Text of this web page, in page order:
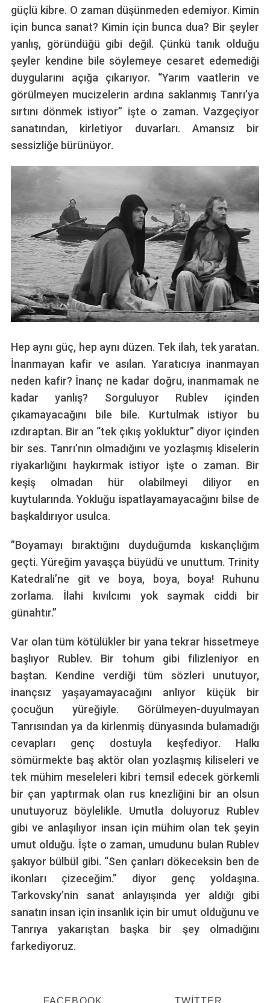
güçlü kibre. O zaman düşünmeden edemiyor. Kimin
için bunca sanat? Kimin için bunca dua? Bir şeyler
yanlış, göründüğü gibi değil. Çünkü tanık olduğu
şeyler kendine bile söylemeye cesaret edemediği
duygularını açığa çıkarıyor. “Yarım vaatlerin ve
görülmeyen mucizelerin ardına saklanmış Tanrı’ya
sırtını dönmek istiyor” işte o zaman. Vazgeçiyor
sanatından, kirletiyor duvarları. Amansız bir
sessizliğe bürünüyor.
Hep aynı güç, hep aynı düzen. Tek ilah, tek yaratan.
İnanmayan kafir ve asılan. Yaratıcıya inanmayan
neden kafir? İnanç ne kadar doğru, inanmamak ne
kadar yanlış? Sorguluyor Rublev içinden
çıkamayacağını bile bile. Kurtulmak istiyor bu
ızdıraptan. Bir an “tek çıkış yokluktur” diyor içinden
bir ses. Tanrı’nın olmadığını ve yozlaşmış kliselerin
riyakarlığını haykırmak istiyor işte o zaman. Bir
keşiş olmadan hür olabilmeyi diliyor en
kuytularında. Yokluğu ispatlayamayacağını bilse de
başkaldırıyor usulca.
”Boyamayı bıraktığını duyduğumda kıskançlığım
geçti. Yüreğim yavaşça büyüdü ve unuttum. Trinity
Katedrali’ne git ve boya, boya, boya! Ruhunu
zorlama. İlahi kıvılcımı yok saymak ciddi bir
günahtır.”
Var olan tüm kötülükler bir yana tekrar hissetmeye
başlıyor Rublev. Bir tohum gibi filizleniyor en
baştan. Kendine verdiği tüm sözleri unutuyor,
inançsız yaşayamayacağını anlıyor küçük bir
çocuğun yüreğiyle. Görülmeyen-duyulmayan
Tanrısından ya da kirlenmiş dünyasında bulamadığı
cevapları genç dostuyla keşfediyor. Halkı
sömürmekte baş aktör olan yozlaşmış kiliseleri ve
tek mühim meseleleri kibri temsil edecek görkemli
bir çan yaptırmak olan rus knezliğini bir an olsun
unutuyoruz böylelikle. Umutla doluyoruz Rublev
gibi ve anlaşılıyor insan için mühim olan tek şeyin
umut olduğu. İşte o zaman, umudunu bulan Rublev
şakıyor bülbül gibi. “Sen çanları dökeceksin ben de
ikonları çizeceğim.” diyor genç yoldaşına.
Tarkovsky’nin sanat anlayışında yer aldığı gibi
sanatın insan için insanlık için bir umut olduğunu ve
Tanrıya yakarıştan başka bir şey olmadığını
farkediyoruz.
FACEBOOK TWITTER